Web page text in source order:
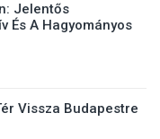
Jelentős
És A Hagyományos
Vissza Budapestre